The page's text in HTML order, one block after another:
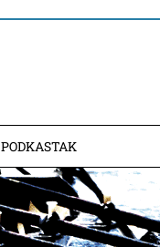
PODKASTAK